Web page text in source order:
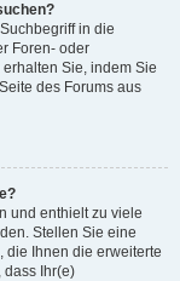
in die
Foren- oder
Sie, indem Sie
des Forums aus
und enthielt zu viele
Stellen Sie eine
die Ihnen die erweiterte
dass Ihr(e)